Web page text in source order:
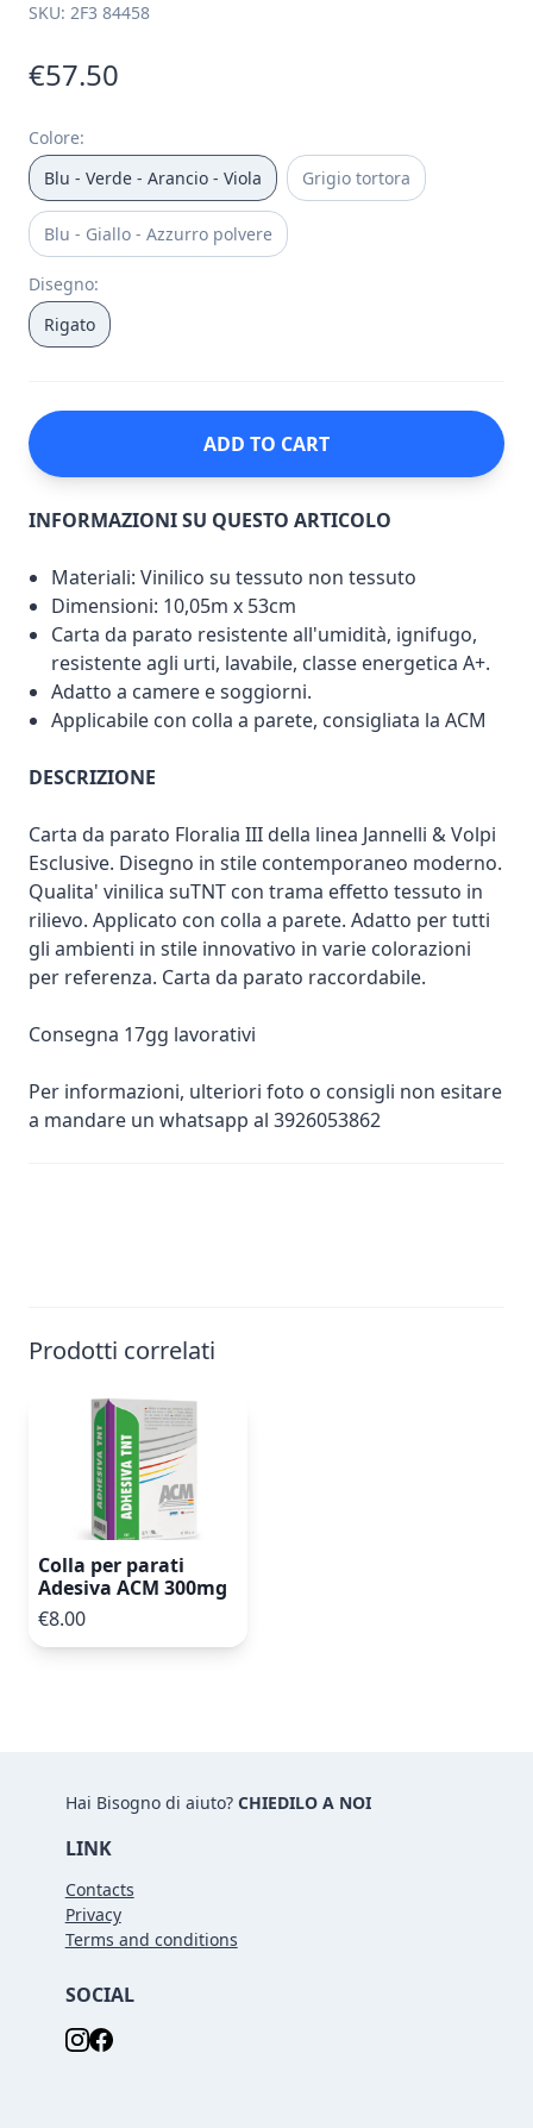
SKU: 2F3 84458
€57.50
Colore:
Blu - Verde - Arancio - Viola
Grigio tortora
Blu - Giallo - Azzurro polvere
Disegno:
Rigato
ADD TO CART
INFORMAZIONI SU QUESTO ARTICOLO
Materiali: Vinilico su tessuto non tessuto
Dimensioni: 10,05m x 53cm
Carta da parato resistente all'umidità, ignifugo,
resistente agli urti, lavabile, classe energetica A+.
Adatto a camere e soggiorni.
Applicabile con colla a parete, consigliata la ACM
DESCRIZIONE
Carta da parato Floralia III della linea Jannelli & Volpi
Esclusive. Disegno in stile contemporaneo moderno.
Qualita' vinilica suTNT con trama effetto tessuto in
rilievo. Applicato con colla a parete. Adatto per tutti
gli ambienti in stile innovativo in varie colorazioni
per referenza. Carta da parato raccordabile.
Consegna 17gg lavorativi
Per informazioni, ulteriori foto o consigli non esitare
a mandare un whatsapp al 3926053862
Prodotti correlati
Colla per parati
Adesiva ACM 300mg
€8.00
Hai Bisogno di aiuto? CHIEDILO A NOI
LINK
Contacts
Privacy
Terms and conditions
SOCIAL